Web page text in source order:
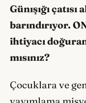
Günışığı
barındırıyor.
ihtiyacı
mısınız?
Çocuklara ve